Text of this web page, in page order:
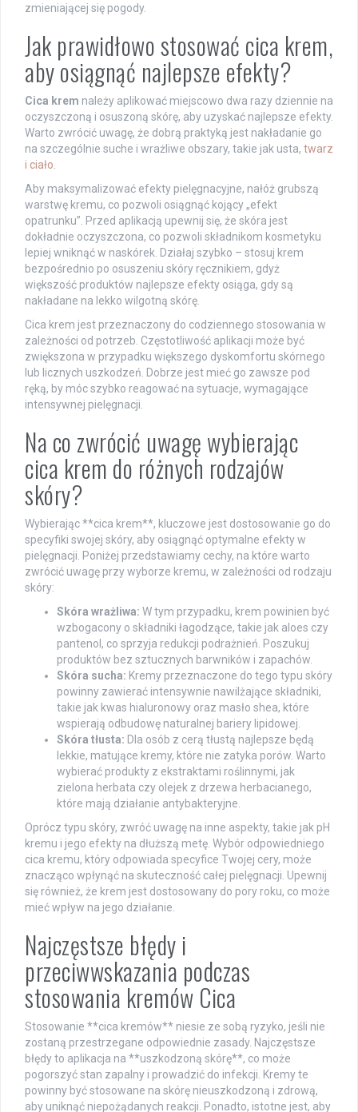
zmieniającej się pogody.
Jak prawidłowo stosować cica krem,
aby osiągnąć najlepsze efekty?
Cica krem należy aplikować miejscowo dwa razy dziennie na
oczyszczoną i osuszoną skórę, aby uzyskać najlepsze efekty.
Warto zwrócić uwagę, że dobrą praktyką jest nakładanie go
na szczególnie suche i wrażliwe obszary, takie jak usta, twarz
i ciało
Aby maksymalizować efekty pielęgnacyjne, nałóż grubszą
warstwę kremu, co pozwoli osiągnąć kojący „efekt
opatrunku”. Przed aplikacją upewnij się, że skóra jest
dokładnie oczyszczona, co pozwoli składnikom kosmetyku
lepiej wniknąć w naskórek. Działaj szybko – stosuj krem
bezpośrednio po osuszeniu skóry ręcznikiem, gdyż
większość produktów najlepsze efekty osiąga, gdy są
nakładane na lekko wilgotną skórę.
Cica krem jest przeznaczony do codziennego stosowania w
zależności od potrzeb. Częstotliwość aplikacji może być
zwiększona w przypadku większego dyskomfortu skórnego
lub licznych uszkodzeń. Dobrze jest mieć go zawsze pod
ręką, by móc szybko reagować na sytuacje, wymagające
intensywnej pielęgnacji.
Na co zwrócić uwagę wybierając
cica krem do różnych rodzajów
skóry?
Wybierając **cica krem**, kluczowe jest dostosowanie go do
specyfiki swojej skóry, aby osiągnąć optymalne efekty w
pielęgnacji. Poniżej przedstawiamy cechy, na które warto
zwrócić uwagę przy wyborze kremu, w zależności od rodzaju
skóry:
Skóra wrażliwa: W tym przypadku, krem powinien być
wzbogacony o składniki łagodzące, takie jak aloes czy
pantenol, co sprzyja redukcji podrażnień. Poszukuj
produktów bez sztucznych barwników i zapachów.
Skóra sucha: Kremy przeznaczone do tego typu skóry
powinny zawierać intensywnie nawilżające składniki,
takie jak kwas hialuronowy oraz masło shea, które
wspierają odbudowę naturalnej bariery lipidowej.
Skóra tłusta: Dla osób z cerą tłustą najlepsze będą
lekkie, matujące kremy, które nie zatyka porów. Warto
wybierać produkty z ekstraktami roślinnymi, jak
zielona herbata czy olejek z drzewa herbacianego,
które mają działanie antybakteryjne.
Oprócz typu skóry, zwróć uwagę na inne aspekty, takie jak pH
kremu i jego efekty na dłuższą metę. Wybór odpowiedniego
cica kremu, który odpowiada specyfice Twojej cery, może
znacząco wpłynąć na skuteczność całej pielęgnacji. Upewnij
się również, że krem jest dostosowany do pory roku, co może
mieć wpływ na jego działanie.
Najczęstsze błędy i
przeciwwskazania podczas
stosowania kremów Cica
Stosowanie **cica kremów** niesie ze sobą ryzyko, jeśli nie
zostaną przestrzegane odpowiednie zasady. Najczęstsze
błędy to aplikacja na **uszkodzoną skórę**, co może
pogorszyć stan zapalny i prowadzić do infekcji. Kremy te
powinny być stosowane na skórę nieuszkodzoną i zdrową,
aby uniknąć niepożądanych reakcji. Ponadto, istotne jest, aby